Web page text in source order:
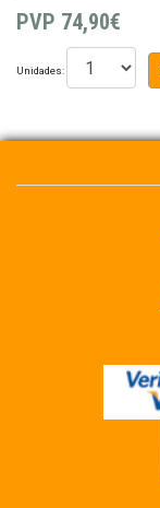
PVP 74,90€
Unidades: